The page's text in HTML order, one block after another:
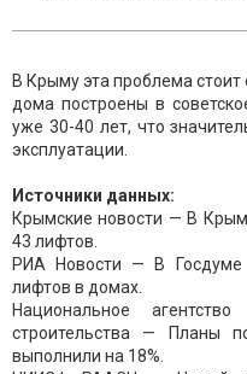
В Крыму эта проблема стоит
дома построены в
уже 30-40 лет, что
эксплуатации.
Источники данных:
Крымские новости — В
43 лифтов.
РИА Новости — В Госдуме
лифтов в домах.
Национальное
строительства — Планы
выполнили на 18%.